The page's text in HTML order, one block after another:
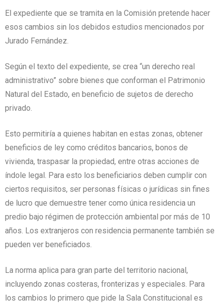
El expediente que se tramita en la Comisión pretende hacer
esos cambios sin los debidos estudios mencionados por
Jurado Fernández.
Según el texto del expediente, se crea “un derecho real
administrativo” sobre bienes que conforman el Patrimonio
Natural del Estado, en beneficio de sujetos de derecho
privado.
Esto permitiría a quienes habitan en estas zonas, obtener
beneficios de ley como créditos bancarios, bonos de
vivienda, traspasar la propiedad, entre otras acciones de
índole legal. Para esto los beneficiarios deben cumplir con
ciertos requisitos, ser personas físicas o jurídicas sin fines
de lucro que demuestre tener como única residencia un
predio bajo régimen de protección ambiental por más de 10
años. Los extranjeros con residencia permanente también se
pueden ver beneficiados.
La norma aplica para gran parte del territorio nacional,
incluyendo zonas costeras, fronterizas y especiales. Para
los cambios lo primero que pide la Sala Constitucional es